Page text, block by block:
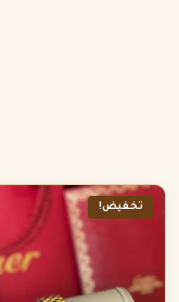
تخفيض!